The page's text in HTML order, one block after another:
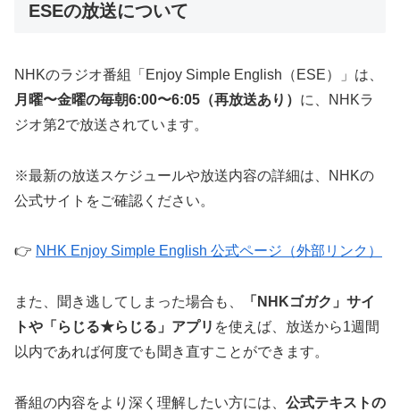
ESEの放送について
NHKのラジオ番組「Enjoy Simple English（ESE）」は、
月曜〜金曜の毎朝6:00〜6:05（再放送あり） に、NHKラ
ジオ第2で放送されています。
※最新の放送スケジュールや放送内容の詳細は、NHKの
公式サイトをご確認ください。
👉 NHK Enjoy Simple English 公式ページ（外部リンク）
また、聞き逃してしまった場合も、
「NHKゴガク」サイ
トや「らじる★らじる」アプリ を使えば、放送から1週間
以内であれば何度でも聞き直すことができます。
番組の内容をより深く理解したい方には、 公式テキストの